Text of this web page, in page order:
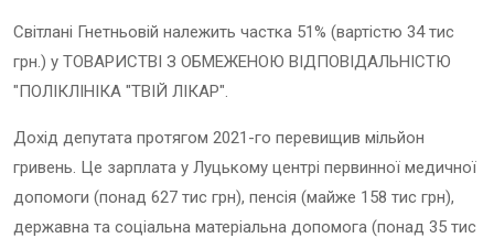
Світлані Гнетньовій належить частка 51% (вартістю 34 тис
грн.) у ТОВАРИСТВІ З ОБМЕЖЕНОЮ ВІДПОВІДАЛЬНІСТЮ
"ПОЛІКЛІНІКА "ТВІЙ ЛІКАР".
Дохід депутата протягом 2021-го перевищив мільйон
гривень. Це зарплата у Луцькому центрі первинної медичної
допомоги (понад 627 тис грн), пенсія (майже 158 тис грн),
державна та соціальна матеріальна допомога (понад 35 тис